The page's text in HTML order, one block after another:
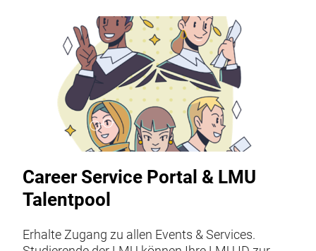
Career Service Portal & LMU
Talentpool
Erhalte Zugang zu allen Events & Services.